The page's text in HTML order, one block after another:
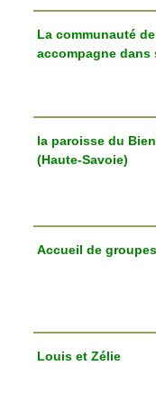
La communauté
accompagne dans
la paroisse du
(Haute-Savoie)
Accueil de groupes
Louis et Zélie